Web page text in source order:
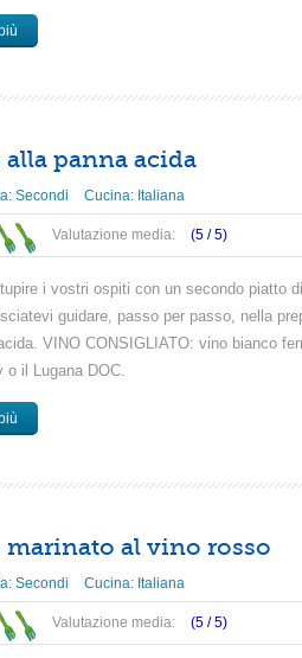
panna acida
Secondi Cucina: Italiana
Valutazione media: (5 /5)
i vostri ospiti con un secondo piatto
guidare, passo per passo, nella
VINO CONSIGLIATO: vino bianco
o il Lugana DOC.
marinato al vino rosso
Secondi Cucina: Italiana
Valutazione media: (5 /5)